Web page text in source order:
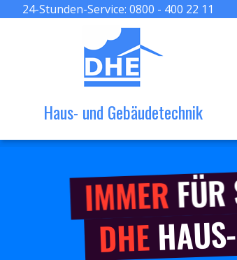
24-Stunden-Service: 0800 - 400 22 11
Haus- und Gebäudetechnik
IMMER
DHE